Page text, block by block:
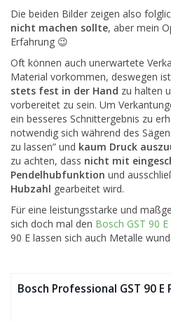
Die beiden Bilder zeigen also
nicht machen sollte, aber mein
Erfahrung 😉
Oft können auch unerwartete
Material vorkommen, deswegen
stets fest in der Hand zu halten
vorbereitet zu sein. Um
ein besseres Schnittergebnis zu
notwendig sich während des
zu lassen” und kaum Druck
zu achten, dass nicht mit
Pendelhubfunktion und
Hubzahl gearbeitet wird.
Für eine leistungsstarke und
sich doch mal den Bosch GST 90
90 E lassen sich auch Metalle
Bosch Professional GST 90